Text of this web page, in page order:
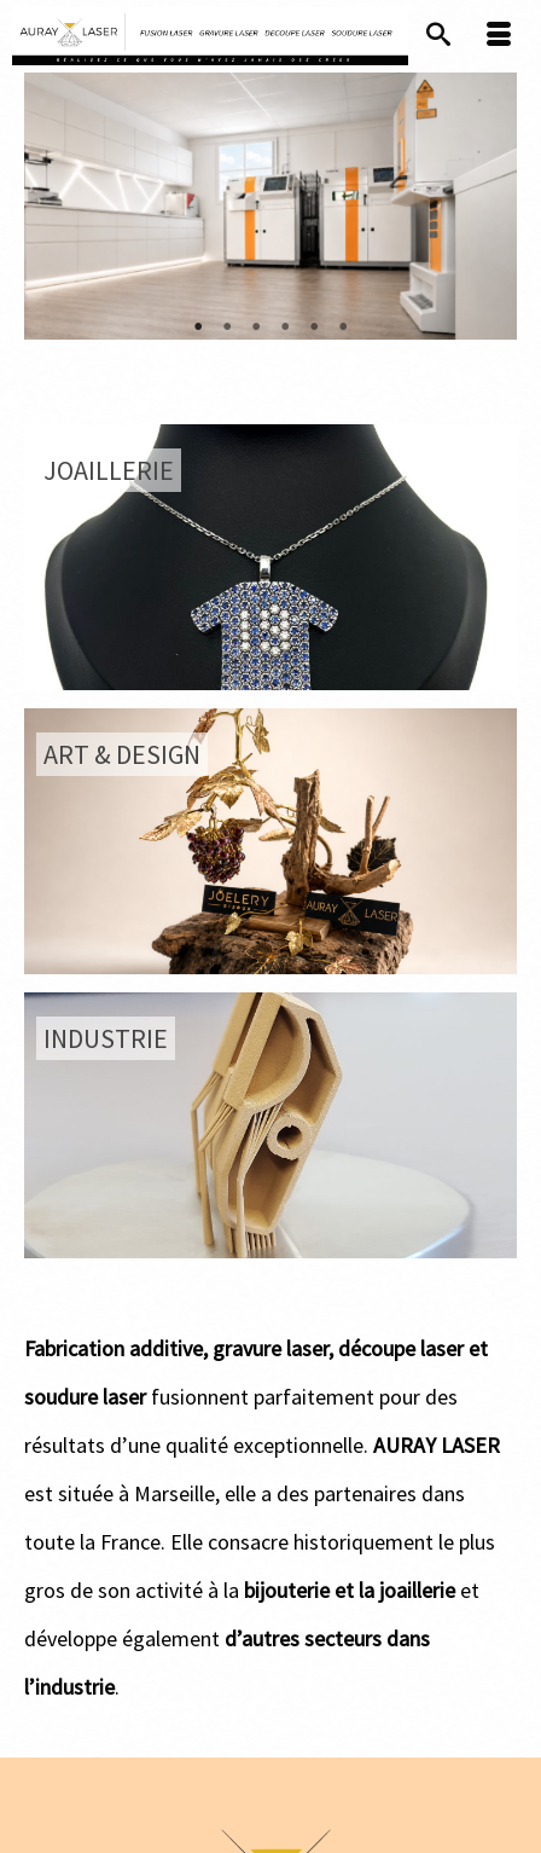
JOAILLERIE
ART & DESIGN
INDUSTRIE
Fabrication additive, gravure laser, découpe laser et
soudure laserfusionnent parfaitement pour des
résultats d’une qualité exceptionnelle. AURAY LASER
est située à Marseille, elle a des partenaires dans
toute la France. Elle consacre historiquement le plus
gros de son activité à la bijouterie et la joaillerieet
développe également d’autres secteurs dans
l’industrie.